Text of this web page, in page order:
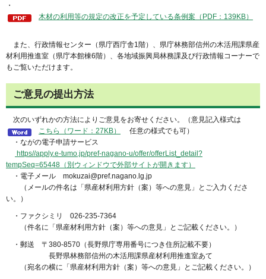
・
木材の利用等の規定の改正を予定している条例案（PDF：139KB）
また、行政情報センター（県庁西庁舎1階）、県庁林務部信州の木活用課県産
材利用推進室（県庁本館棟6階）、各地域振興局林務課及び行政情報コーナーで
もご覧いただけます。
ご意見の提出方法
次のいずれかの方法によりご意見をお寄せください。（意見記入様式は
こちら（ワード：27KB）
任意の様式でも可）
・ながの電子申請サービス
https//apply.e-tumo.jp/pref-nagano-u/offer/offerList_detail?
tempSeq=65448（別ウィンドウで外部サイトが開きます）
・電子メール mokuzai@pref.nagano.lg.jp
（メールの件名は「県産材利用方針（案）等への意見」とご入力くださ
い。）
・ファクシミリ 026-235-7364
（件名に「県産材利用方針（案）等への意見」とご記載ください。）
・郵送 〒380-8570（長野県庁専用番号につき住所記載不要）
長野県林務部信州の木活用課県産材利用推進室あて
（宛名の横に「県産材利用方針（案）等への意見」とご記載ください。）